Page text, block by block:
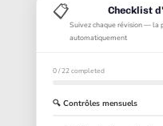
📋 Checklist
Suivez chaque révision — la
automatiquement
0 / 22 completed
🔍 Contrôles mensuels